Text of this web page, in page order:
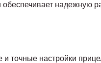
надежную
точные настройки